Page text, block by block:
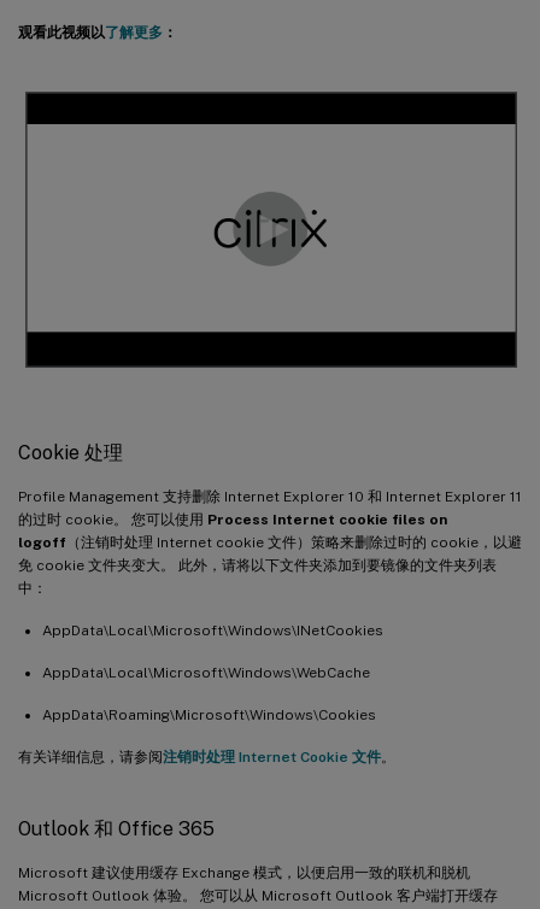
观看此视频以了解更多 ：
Cookie 处理
Profile Management 支持删除 Internet Explorer 10 和 Internet Explorer 11
的过时 cookie。 您可以使用 Process Internet cookie files on
logoff （注销时处理 Internet cookie 文件）策略来删除过时的 cookie，以避
免 cookie 文件夹变大。 此外，请将以下文件夹添加到要镜像的文件夹列表
中：
AppData\Local\Microsoft\Windows\INetCookies
AppData\Local\Microsoft\Windows\WebCache
AppData\Roaming\Microsoft\Windows\Cookies
有关详细信息，请参阅注销时处理 Internet Cookie 文件。
Outlook 和 Office 365
Microsoft 建议使用缓存 Exchange 模式，以便启用一致的联机和脱机
Microsoft Outlook 体验。 您可以从 Microsoft Outlook 客户端打开缓存